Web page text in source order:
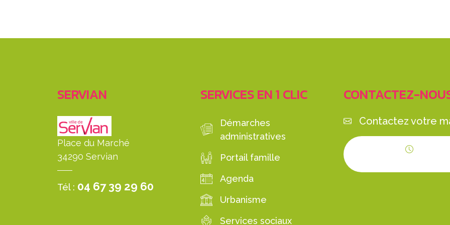
SERVIAN
Place du Marché
34290 Servian
Tél : 04 67 39 29 60
SERVICES EN 1 CLIC
Démarches
administratives
Portail famille
Agenda
Urbanisme
Services sociaux
CONTACTEZ-
Contactez votre